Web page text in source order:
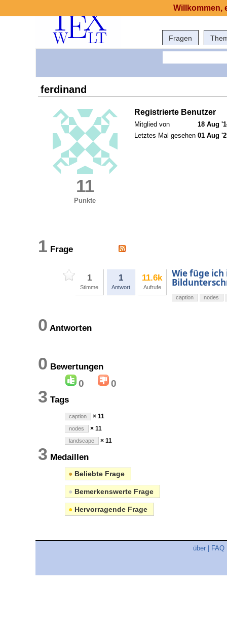
Fragen
ferdinand
11
Punkte
Registrierte Benutzer
Mitglied von
18 Aug
Letztes Mal gesehen 01 Aug
1 Frage
1
Stimme
1
Antwort
11.6k
Aufrufe
Wie füge
caption nodes
0 Antworten
0 Bewertungen
0 0
3 Tags
caption × 11
nodes × 11
landscape × 11
3 Medaillen
● Beliebte Frage
● Bemerkenswerte Frage
● Hervorragende Frage
über FAQ
Willkommen,